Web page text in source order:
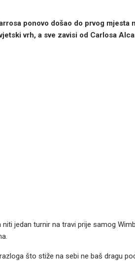
ponovo došao do prvog mjesta
vrh, a sve zavisi od Carlosa
jedan turnir na travi prije samog
što stiže na sebi ne baš dragu